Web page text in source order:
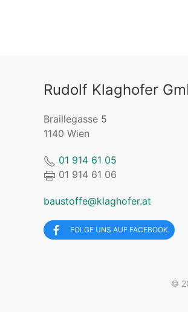
Rudolf Klaghofer
Braillegasse 5
1140 Wien
01 914 61 05
01 914 61 06
baustoffe@klaghofer.at
FOLGE UNS AUF FACEBOOK
©